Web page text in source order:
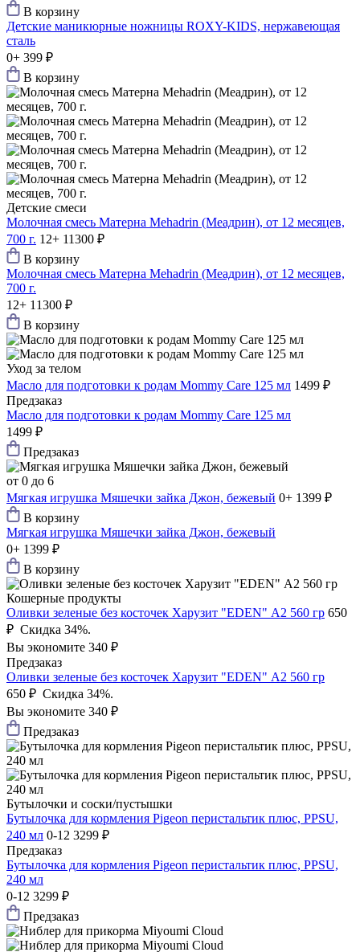
В корзину
Детские маникюрные ножницы ROXY-KIDS, нержавеющая
сталь
0+ 399 ₽
В корзину
Детские смеси
Молочная смесь Матерна Mehadrin (Меадрин), от 12 месяцев,
700 г. 12+ 11300 ₽
В корзину
Молочная смесь Матерна Mehadrin (Меадрин), от 12 месяцев,
700 г.
12+ 11300 ₽
В корзину
Уход за телом
Масло для подготовки к родам Mommy Care 125 мл 1499 ₽
Предзаказ
Масло для подготовки к родам Mommy Care 125 мл
1499 ₽
Предзаказ
от 0 до 6
Мягкая игрушка Мяшечки зайка Джон, бежевый 0+ 1399 ₽
В корзину
Мягкая игрушка Мяшечки зайка Джон, бежевый
0+ 1399 ₽
В корзину
Кошерные продукты
Оливки зеленые без косточек Харузит "EDEN" А2 560 гр 650
₽ Скидка 34%.
Вы экономите 340 ₽
Предзаказ
Оливки зеленые без косточек Харузит "EDEN" А2 560 гр
650 ₽ Скидка 34%.
Вы экономите 340 ₽
Предзаказ
Бутылочки и соски/пустышки
Бутылочка для кормления Pigeon перистальтик плюс, PPSU,
240 мл 0-12 3299 ₽
Предзаказ
Бутылочка для кормления Pigeon перистальтик плюс, PPSU,
240 мл
0-12 3299 ₽
Предзаказ